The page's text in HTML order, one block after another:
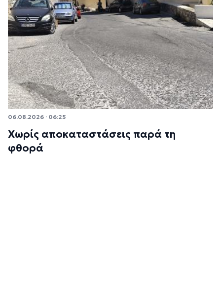
06.08.2026 · 06:25
Χωρίς αποκαταστάσεις παρά τη
φθορά